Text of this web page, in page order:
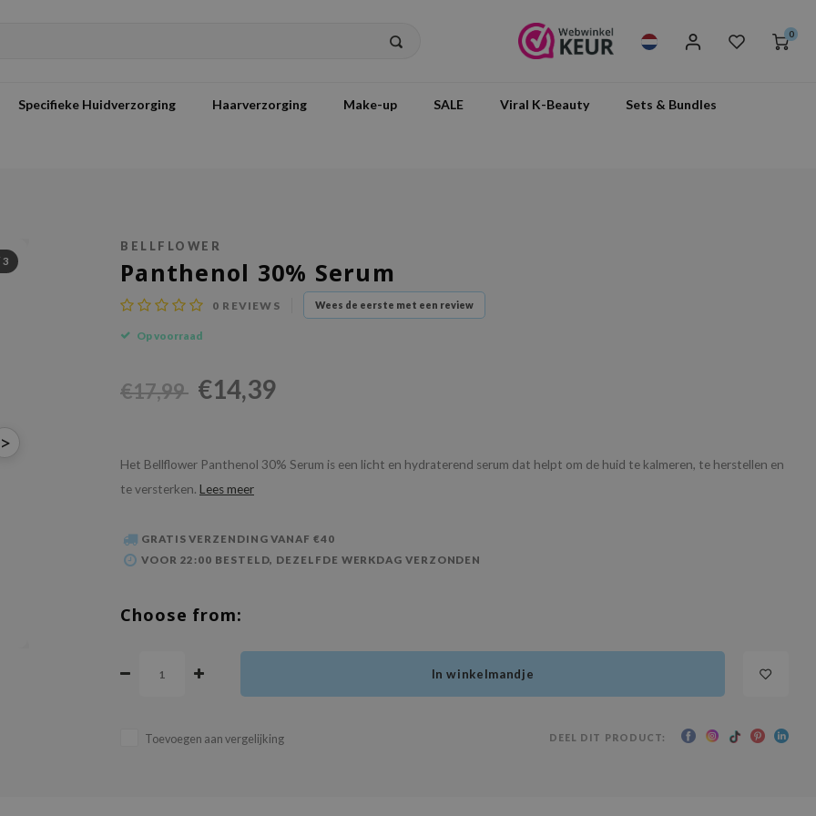
0
Specifieke Huidverzorging Haarverzorging Make-up SALE Viral K-Beauty Sets & Bundles
3
BELLFLOWER
Panthenol 30% Serum
0 REVIEWS Wees de eerste met een review
Op voorraad
€17,99 €14,39
Het Bellflower Panthenol 30% Serum is een licht en hydraterend serum dat helpt om de huid te kalmeren, te herstellen en
te versterken. Lees meer
GRATIS VERZENDING VANAF €40
VOOR 22:00 BESTELD, DEZELFDE WERKDAG VERZONDEN
Choose from:
In winkelmandje
Toevoegen aan vergelijking DEEL DIT PRODUCT: